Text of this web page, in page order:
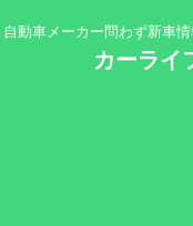
自動車メーカー問わず新車
カーライ